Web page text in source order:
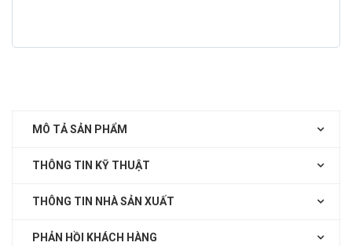
MÔ TẢ SẢN PHẨM
THÔNG TIN KỸ THUẬT
THÔNG TIN NHÀ SẢN XUẤT
PHẢN HỒI KHÁCH HÀNG